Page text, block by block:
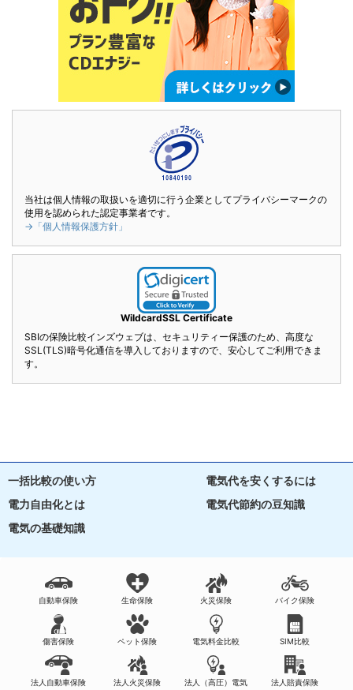
当社は個人情報の取扱いを適切に行う企業としてプライバシーマークの
使用を認められた認定事業者です。
→「個人情報保護方針」
WildcardSSL Certificate
SBIの保険比較インズウェブは、セキュリティー保護のため、高度な
SSL(TLS)暗号化通信を導入しておりますので、安心してご利用できま
す。
一括比較の使い方
電気代を安くするには
電力自由化とは
電気代節約の豆知識
電気の基礎知識
自動車保険 生命保険 火災保険 バイク保険
傷害保険 ペット保険 電気料金比較 SIM比較
法人自動車保険 法人火災保険 法人（高圧）電気 法人賠責保険